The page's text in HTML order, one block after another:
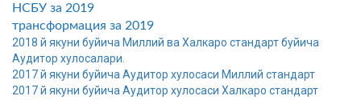
НСБУ за 2019
трансформация за 2019
2018 й якуни буйича Миллий ва Халкаро стандарт буйича
Аудитор хулосалари.
2017 й якуни буйича Аудитор хулосаси Миллий стандарт
2017 й якуни буйича Аудитор хулосаси Халкаро стандарт